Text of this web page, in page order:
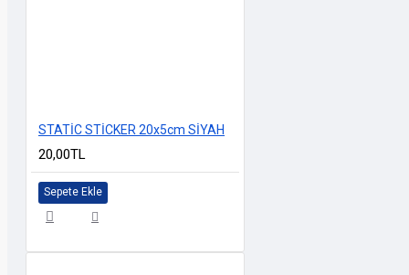
STATİC STİCKER 20x5cm SİYAH
20,00TL
Sepete Ekle